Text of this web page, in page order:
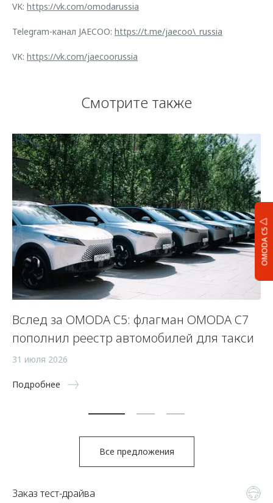
OMODA C5
VK: https://vk.com/omodarussia
Telegram-канал JAECOO: https://t.me/jaecoo\_russia
VK: https://vk.com/jaecoorussia
Смотрите также
Вслед за OMODA C5: флагман OMODA C7
пополнил реестр автомобилей для такси
31 июля 2026
Подробнее
Все предложения
Заказ тест-драйва